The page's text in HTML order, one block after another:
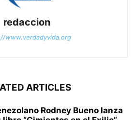
redaccion
www.verdadyvida.org
ARTICLES
Rodney Bueno lanza